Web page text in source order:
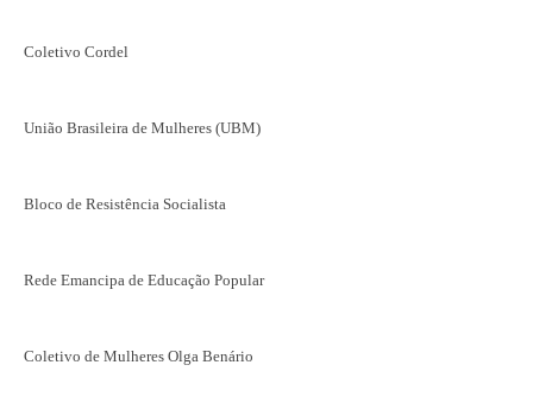
Coletivo Cordel
União Brasileira de Mulheres (UBM)
Bloco de Resistência Socialista
Rede Emancipa de Educação Popular
Coletivo de Mulheres Olga Benário